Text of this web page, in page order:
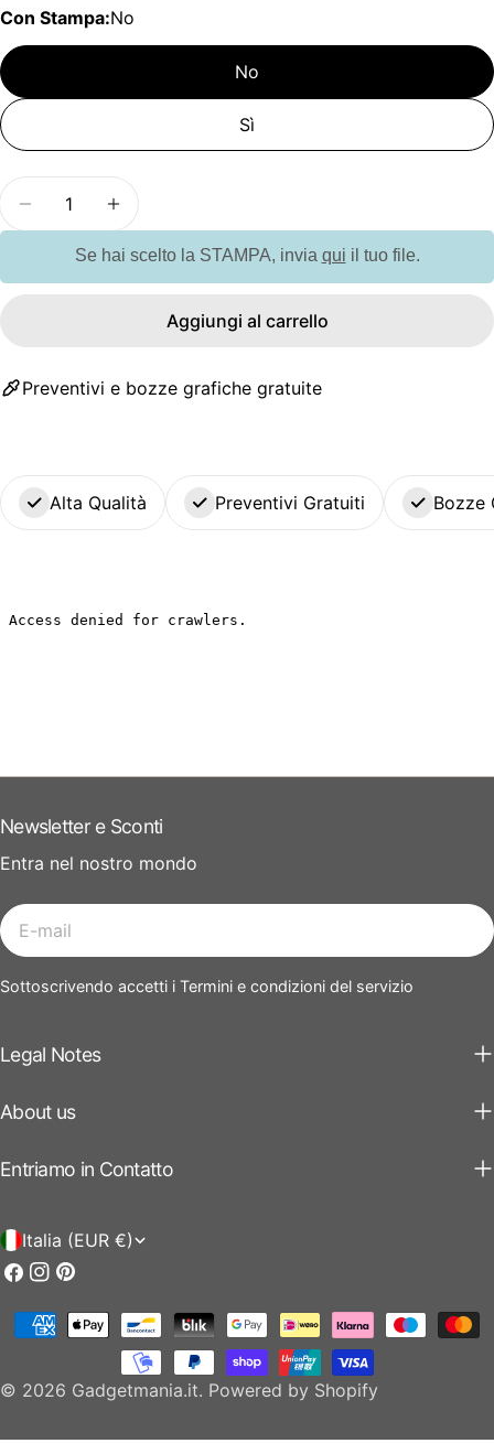
Con Stampa:No
No
Sì
Diminuisci la quantità per GO9689 Tazza doppio
Aumenta la quantità per GO9689
Se hai scelto la STAMPA, invia qui il tuo file.
Aggiungi al carrello
Preventivi e bozze grafiche gratuite
Alta Qualità Preventivi Gratuiti Bozze
Legal Notes
About us
Entriamo in Contatto
Newsletter e Sconti
Entra nel nostro mondo
E-
mail
Sottoscrivendo accetti i Termini e condizioni del servizio
P
a
e
Italia (EUR €)
Facebook
Instagram
Pinterest
© 2026 Gadgetmania.it. Powered by Shopify
Modalità
pagamento